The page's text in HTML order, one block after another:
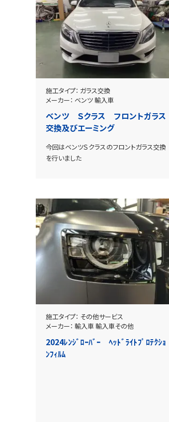
施工タイプ： ガラス交換
メーカー： ベンツ輸入車
ベンツ Ｓクラス フロントガラス
交換及びエーミング
今回はベンツＳクラスのフロントガラス交換
を行いました
施工タイプ： その他サービス
メーカー： 輸入車輸入車その他
2024ﾚﾝｼﾞﾛｰﾊﾞｰ ﾍｯﾄﾞﾗｲﾄﾌﾟﾛﾃｸｼｮ
ﾝﾌｨﾙﾑ